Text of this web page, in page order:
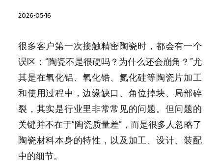
2026-05-16
很多客户第一次接触精密陶瓷时，都会有一个
误区：“陶瓷不是很硬吗？为什么还会崩角？”尤
其是在氧化铝、氧化锆、氮化硅等陶瓷片加工
和使用过程中，边缘缺口、角位掉块、局部碎
裂，其实是行业里非常常见的问题。 但问题的
关键并不在于“陶瓷质量差”，而是很多人忽略了
陶瓷材料本身的特性，以及加工、设计、装配
中的细节。